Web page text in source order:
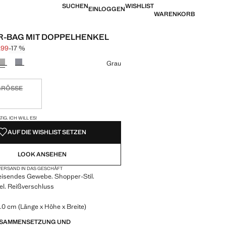
SUCHENEINLOGGENWISHLIST
WARENKORB
BAG MIT DOPPELHENKEL
durchgestrichen [€ 22,99 ]
[€ 18,99 ]
-17 %
Farbe
Grau
ICH WILL ES!
AUF DIE WISHLIST SETZEN
LOOK ANSEHEN
IN DAS GESCHÄFT
Gewebe. Shopper-Stil.
Reißverschluss
cm (Länge x Höhe x Breite)
UND